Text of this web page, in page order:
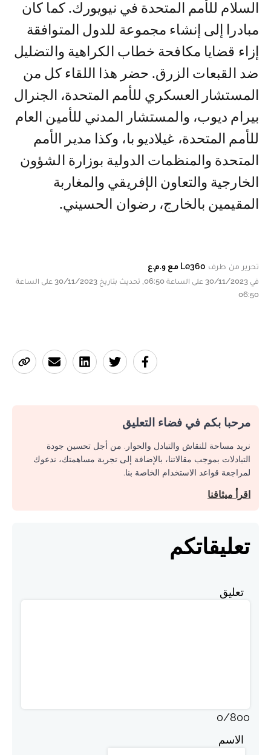
السلام للأمم المتحدة في نيويورك. كما كان
مبادرا إلى إنشاء مجموعة للدول المتوافقة
إزاء قضايا مكافحة خطاب الكراهية والتضليل
ضد القبعات الزرق. حضر هذا اللقاء كل من
المستشار العسكري للأمم المتحدة، الجنرال
بيرام ديوب، والمستشار المدني للأمين العام
للأمم المتحدة، غيلاديو با، وكذا مدير الأمم
المتحدة والمنظمات الدولية بوزارة الشؤون
الخارجية والتعاون الإفريقي والمغاربة
المقيمين بالخارج، رضوان الحسيني.
تحرير من طرف Le360 مع و.م.ع
في 30/11/2023 على الساعة 06:50, تحديث بتاريخ 30/11/2023 على الساعة
06:50
مرحبا بكم في فضاء التعليق
نريد مساحة للنقاش والتبادل والحوار. من أجل تحسين جودة
التبادلات بموجب مقالاتنا، بالإضافة إلى تجربة مساهمتك، ندعوك
لمراجعة قواعد الاستخدام الخاصة بنا.
اقرأ ميثاقنا
تعليقاتكم
تعليق
0/800
الاسم